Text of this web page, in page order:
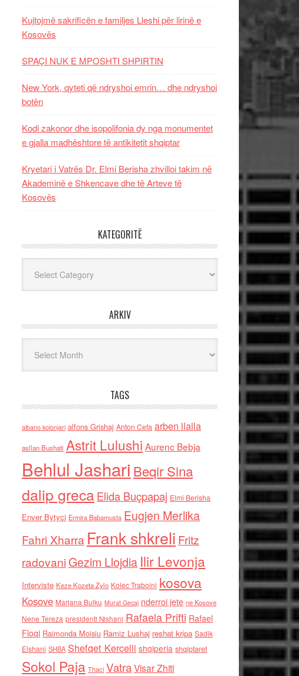
Kujtojmë sakrificën e familjes Lleshi për lirinë e
Kosovës
SPAÇI NUK E MPOSHTI SHPIRTIN
New York, qyteti që ndryshoi emrin… dhe ndryshoi
botën
Kodi zakonor dhe isopolifonia dy nga monumentet
e gjalla madhështore të antikitetit shqiptar
Kryetari i Vatrës Dr. Elmi Berisha zhvilloi takim në
Akademinë e Shkencave dhe të Arteve të
Kosovës
KATEGORITË
ARKIV
TAGS
albano kolonjari alfons Grishaj Anton Cefa arben llalla
asllan Bushati Astrit Lulushi Aurenc Bebja
Behlul Jashari Beqir Sina
dalip grecaElida Buçpapaj Elmi Berisha
Enver Bytyci Ermira Babamusta Eugjen Merlika
Fahri Xharra Frank shkreli Fritz
radovaniGezim Llojdia Ilir Levonja
Interviste Keze Kozeta Zylo Kolec Traboini kosova
Kosove Marjana Bulku Murat Gecaj nderroi jete ne Kosove
Nene Tereza presidenti Nishani Rafaela Prifti Rafael
Floqi Raimonda Moisiu Ramiz Lushaj reshat kripa Sadik
Elshani SHBA Shefqet Kercelli shqiperia shqiptaret
Sokol Paja Thaci VatraVisar Zhiti